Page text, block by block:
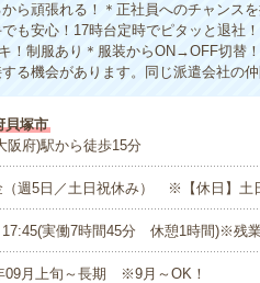
ら頑張れる！＊正社員へのチャンス
も安心！17時台定時でピタッと退社
！制服あり＊服装からON→OFF切替
る機会があります。同じ派遣会社の仲
貝塚市
阪府)駅から徒歩15分
（週5日／土日祝休み） ※【休日】土
17:45(実働7時間45分 休憩1時間)※残
09月上旬～長期 ※9月～OK！